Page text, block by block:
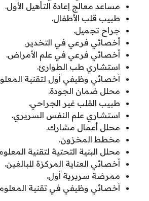
مساعد معالج إعادة التأهيل الأول.
طبيب قلب الأطفال.
جراح تجميل.
أخصائي فرعي في التخدير.
أخصائي فرعي في علم الأمراض.
استشاري طب الطوارئ.
أخصائي وظيفي أول لتقنية
محلل ضمان الجودة.
طبيب القلب غير الجراحي.
استشاري علم النفس السريري.
محلل أعمال مشارك.
مخطط المخزون.
محلل البنية التحتية لتقنية
أخصائي العناية المركزة للبالغين.
ممرضة سريرية أول.
أخصائي وظيفي في تقنية